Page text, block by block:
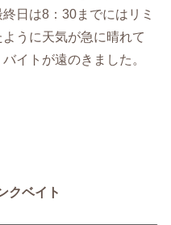
日は8：30までにはリミ
うに天気が急に晴れて
イトが遠のきました。
クベイト